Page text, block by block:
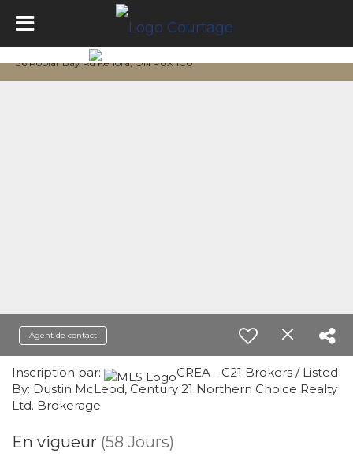
36 Poplar Bay Rd Kenora, ON P0X 1C0
Agent de contact
Inscription par:
CREA - C21 Brokers / Listed
By: Dustin McLeod, Century 21 Northern Choice Realty
Ltd. Brokerage
En vigueur (58 Jours)